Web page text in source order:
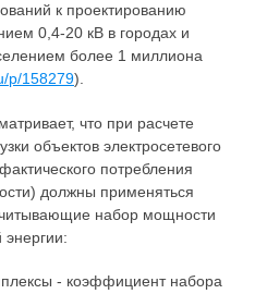
к проектированию
0,4-20 кВ в городах и
более 1 миллиона
p/158279).
что при расчете
объектов электросетевого
потребления
должны применяться
набор мощности
энергии:
- коэффициент набора